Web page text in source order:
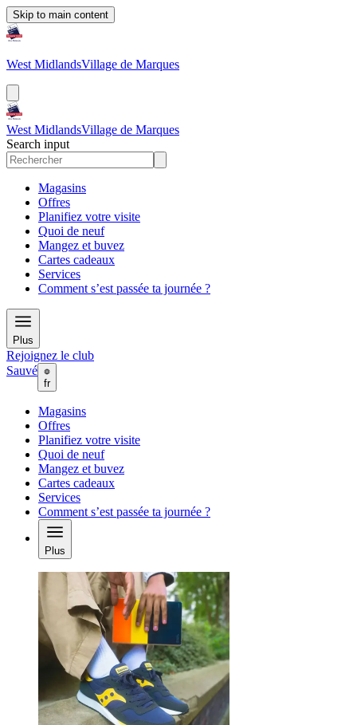
Skip to main content
West MidlandsVillage de Marques
West MidlandsVillage de Marques
Search input
Magasins
Offres
Planifiez votre visite
Quoi de neuf
Mangez et buvez
Cartes cadeaux
Services
Comment s’est passée ta journée ?
Plus
Rejoignez le club
Sauvé
fr
Magasins
Offres
Planifiez votre visite
Quoi de neuf
Mangez et buvez
Cartes cadeaux
Services
Comment s’est passée ta journée ?
Plus